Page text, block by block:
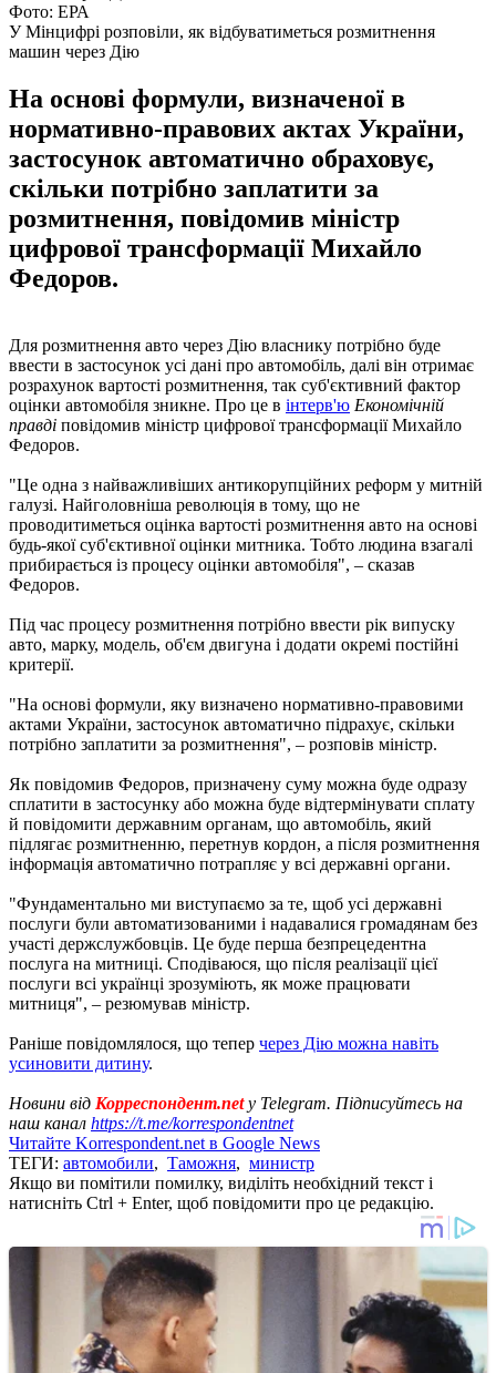
Фото: ЕРА
У Мінцифрі розповіли, як відбуватиметься розмитнення
машин через Дію
На основі формули, визначеної в
нормативно-правових актах України,
застосунок автоматично обраховує,
скільки потрібно заплатити за
розмитнення, повідомив міністр
цифрової трансформації Михайло
Федоров.
Для розмитнення авто через Дію власнику потрібно буде
ввести в застосунок усі дані про автомобіль, далі він отримає
розрахунок вартості розмитнення, так суб'єктивний фактор
оцінки автомобіля зникне. Про це в інтерв'ю Економічній
правді повідомив міністр цифрової трансформації Михайло
Федоров.
"Це одна з найважливіших антикорупційних реформ у митній
галузі. Найголовніша революція в тому, що не
проводитиметься оцінка вартості розмитнення авто на основі
будь-якої суб'єктивної оцінки митника. Тобто людина взагалі
прибирається із процесу оцінки автомобіля", – сказав
Федоров.
Під час процесу розмитнення потрібно ввести рік випуску
авто, марку, модель, об'єм двигуна і додати окремі постійні
критерії.
"На основі формули, яку визначено нормативно-правовими
актами України, застосунок автоматично підрахує, скільки
потрібно заплатити за розмитнення", – розповів міністр.
Як повідомив Федоров, призначену суму можна буде одразу
сплатити в застосунку або можна буде відтермінувати сплату
й повідомити державним органам, що автомобіль, який
підлягає розмитненню, перетнув кордон, а після розмитнення
інформація автоматично потрапляє у всі державні органи.
"Фундаментально ми виступаємо за те, щоб усі державні
послуги були автоматизованими і надавалися громадянам без
участі держслужбовців. Це буде перша безпрецедентна
послуга на митниці. Сподіваюся, що після реалізації цієї
послуги всі українці зрозуміють, як може працювати
митниця", – резюмував міністр.
Раніше повідомлялося, що тепер через Дію можна навіть
усиновити дитину.
Новини від Корреспондент.netу Telegram. Підписуйтесь на
наш канал https://t.me/korrespondentnet
Читайте Korrespondent.net в Google News
ТЕГИ: автомобили, Таможня, министр
Якщо ви помітили помилку, виділіть необхідний текст і
натисніть Ctrl + Enter, щоб повідомити про це редакцію.